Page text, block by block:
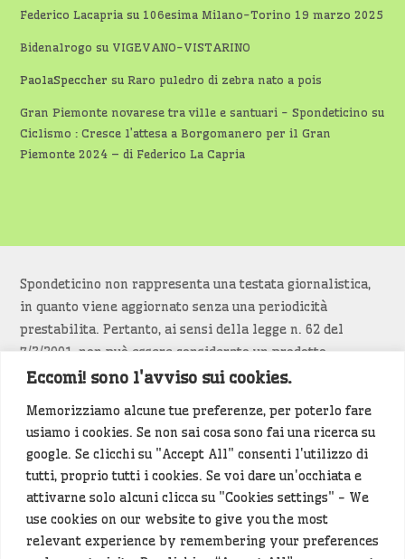
Eccomi! sono l'avviso sui cookies.
Memorizziamo alcune tue preferenze, per poterlo fare
usiamo i cookies. Se non sai cosa sono fai una ricerca su
google. Se clicchi su "Accept All" consenti l'utilizzo di
tutti, proprio tutti i cookies. Se voi dare un'occhiata e
attivarne solo alcuni clicca su "Cookies settings" - We
use cookies on our website to give you the most
relevant experience by remembering your preferences
Federico Lacapria su 106esima Milano-Torino 19 marzo 2025
Bidenalrogo su VIGEVANO-VISTARINO
PaolaSpeccher suRaro puledro di zebra nato a pois
Gran Piemonte novarese tra ville e santuari - Spondeticino su
Ciclismo : Cresce l’attesa a Borgomanero per il Gran
Piemonte 2024 – di Federico La Capria
Spondeticino non rappresenta una testata giornalistica,
in quanto viene aggiornato senza una periodicità
prestabilita. Pertanto, ai sensi della legge n. 62 del
7/3/2001, non può essere considerato un prodotto
editoriale.
Siamo attenti a non violare copyright e diritti
d’immagine. Se un contenuto è di tua proprietà e vuoi
richiederne la rimozionediccelo(<- clicca per inviarci un
messaggio).
Alcuni articoli sono generati in bozza rielaborando, con
l'intelligenza artificiale generativa, contenuti